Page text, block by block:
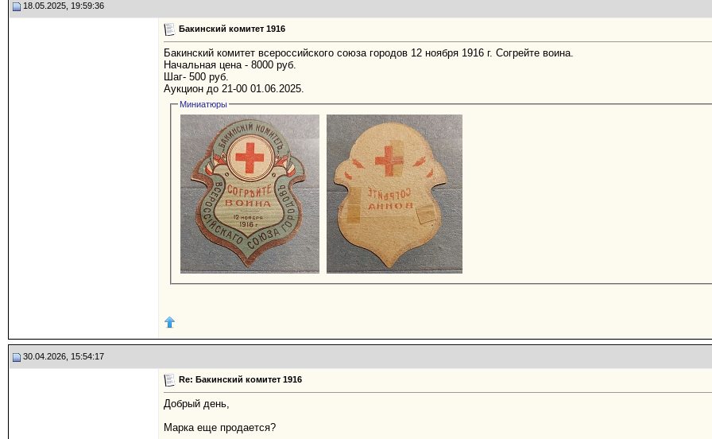
18.05.2025, 19:59:36
Бакинский комитет 1916
Бакинский комитет всероссийского союза городов 12 ноября 1916 г. Согрейте воина.
Начальная цена - 8000 руб.
Шаг- 500 руб.
Аукцион до 21-00 01.06.2025.
Миниатюры
30.04.2026, 15:54:17
Re: Бакинский комитет 1916
Добрый день,
Марка еще продается?